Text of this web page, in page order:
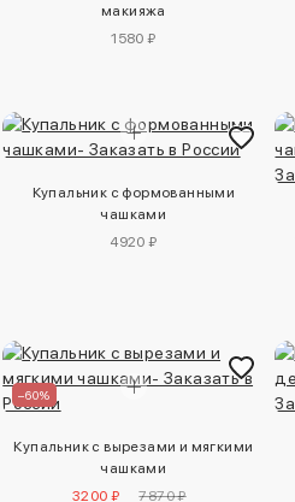
макияжа
1580 ₽
Купальник с формованными
чашками
4920 ₽
–60%
Купальник с вырезами и мягкими
чашками
3200 ₽
7870 ₽